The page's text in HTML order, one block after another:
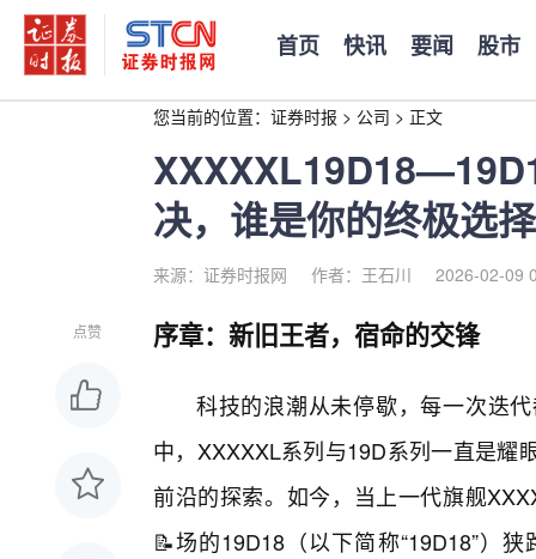
首页 快讯 要闻 股市
您当前的位置： 证券时报 > 公司 > 正文
决，谁是你的终极选
来源：证券时报网 作者：王石川 2026-02-09
点赞 序章：新旧王者，宿命的交锋
科技的浪潮从未停歇，每一次迭
中，XXXXXL系列与19D系列一直是耀
前沿的探索。如今，当上一代旗舰
📝场的19D18（以下简称“19D18”）